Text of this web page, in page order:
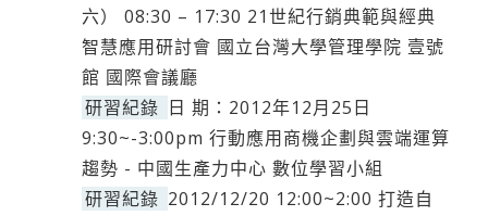
六） 08:30 – 17:30 21世紀行銷典範與經典
智慧應用研討會 國立台灣大學管理學院 壹號
館 國際會議廳
研習紀錄 日 期：2012年12月25日
9:30~-3:00pm 行動應用商機企劃與雲端運算
趨勢 - 中國生產力中心 數位學習小組
研習紀錄 2012/12/20 12:00~2:00 打造自